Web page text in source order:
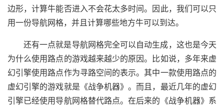
边形，计算牛能否进入不会花太多时间。因此，我们可以只
用一份导航网格，并且计算哪些地方牛可以到达。
还有一点就是导航网格完全可以自动生成，这也是今天
为什么使用路点的游戏越来越少的原因。比如说，多年来虚
幻引擎使用路点作为寻路空间的表示。其中一款使用路点的
虚幻引擎的游戏就是《战争机器》。而且，最近几年的虚幻
引擎已经使用导航网格替代路点。在后来的《战争机器》系